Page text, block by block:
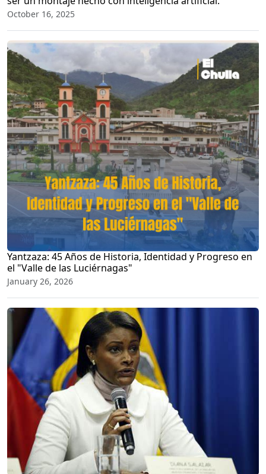
October 16, 2025
Yantzaza: 45 Años de Historia, Identidad y Progreso en
el "Valle de las Luciérnagas"
January 26, 2026